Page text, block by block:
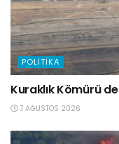
POLITIKA
Kuraklık Kömürü
7 AĞUSTOS 2026